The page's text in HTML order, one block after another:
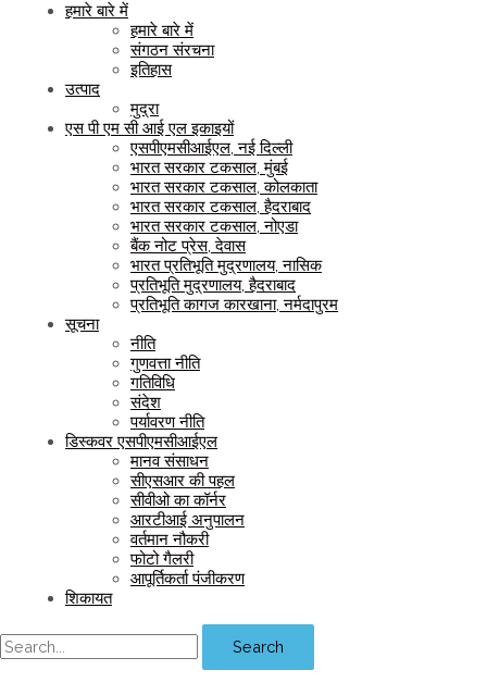
हमारे बारे में
हमारे बारे में
संगठन संरचना
इतिहास
उत्पाद
मुद्रा
एस पी एम सी आई एल इकाइयों
एसपीएमसीआईएल, नई दिल्ली
भारत सरकार टकसाल, मुंबई
भारत सरकार टकसाल, कोलकाता
भारत सरकार टकसाल, हैदराबाद
भारत सरकार टकसाल, नोएडा
बैंक नोट प्रेस, देवास
भारत प्रतिभूति मुद्रणालय, नासिक
प्रतिभूति मुद्रणालय, हैदराबाद
प्रतिभूति कागज कारखाना, नर्मदापुरम
सूचना
नीति
गुणवत्ता नीति
गतिविधि
संदेश
पर्यावरण नीति
डिस्कवर एसपीएमसीआईएल
मानव संसाधन
सीएसआर की पहल
सीवीओ का कॉर्नर
आरटीआई अनुपालन
वर्तमान नौकरी
फोटो गैलरी
आपूर्तिकर्ता पंजीकरण
शिकायत
Search